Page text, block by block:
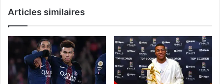
Articles similaires